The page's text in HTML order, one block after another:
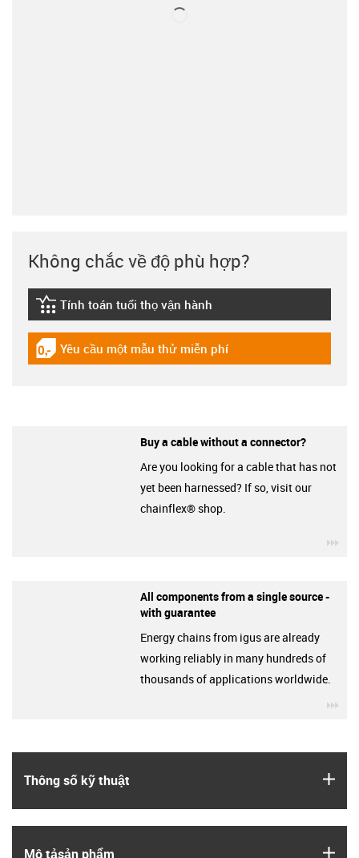
Thông số kỹ thuật
Mô tả­sản phẩm
Không chắc về độ phù hợp?
igus-icon-lebensdauerrechner
Tính toán tuổi thọ vận hành
igus-icon-gratismuster
Yêu cầu một mẫu thử miễn phí
Buy a cable without a connector?
Are you looking for a cable that has not
yet been harnessed? If so, visit our
chainflex® shop.
All components from a single source -
with guarantee
Energy chains from igus are already
working reliably in many hundreds of
thousands of applications worldwide.